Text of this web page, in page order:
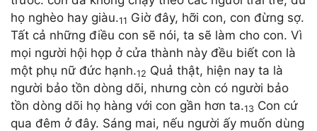
họ nghèo hay giàu.11 Giờ đây, hỡi con, con đừng sợ.
Tất cả những điều con sẽ nói, ta sẽ làm cho con. Vì
mọi người hội họp ở cửa thành này đều biết con là
một phụ nữ đức hạnh.12 Quả thật, hiện nay ta là
người bảo tồn dòng dõi, nhưng còn có người bảo
tồn dòng dõi họ hàng với con gần hơn ta.13 Con cứ
qua đêm ở đây. Sáng mai, nếu người ấy muốn dùng